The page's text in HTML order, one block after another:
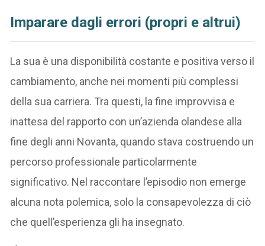
Imparare dagli errori (propri e altrui)
La sua è una disponibilità costante e positiva verso il
cambiamento, anche nei momenti più complessi
della sua carriera. Tra questi, la fine improvvisa e
inattesa del rapporto con un’azienda olandese alla
fine degli anni Novanta, quando stava costruendo un
percorso professionale particolarmente
significativo. Nel raccontare l’episodio non emerge
alcuna nota polemica, solo la consapevolezza di ciò
che quell’esperienza gli ha insegnato.